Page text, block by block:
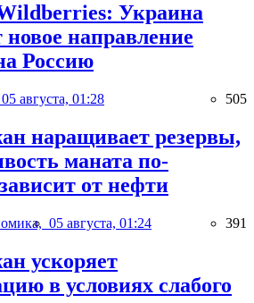
Украина
направление
Россию
05 августа, 01:28 505
наращивает резервы,
маната по-
от нефти
05 августа, 01:24 391
ускоряет
в условиях слабого